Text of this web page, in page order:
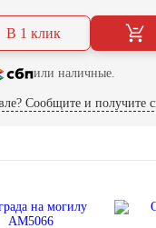
В 1 клик
или наличные.
Сообщите и получите